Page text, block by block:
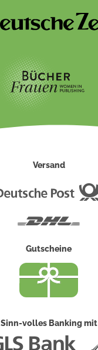
Versand
Gutscheine
Sinn-volles Banking mit